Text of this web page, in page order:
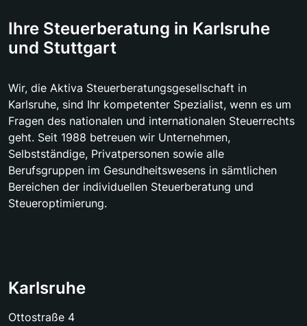
Ihre Steuerberatung in Karlsruhe
und Stuttgart
Wir, die Aktiva Steuerberatungsgesellschaft in
Karlsruhe, sind Ihr kompetenter Spezialist, wenn es um
Fragen des nationalen und internationalen Steuerrechts
geht. Seit 1988 betreuen wir Unternehmen,
Selbstständige, Privatpersonen sowie alle
Berufsgruppen im Gesundheitswesens in sämtlichen
Bereichen der individuellen Steuerberatung und
Steueroptimierung.
Karlsruhe
Ottostraße 4